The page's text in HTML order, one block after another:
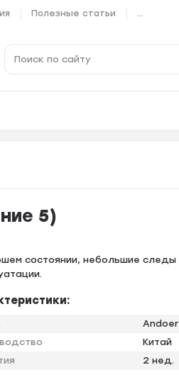
Полезные статьи ...
5)
состоянии, небольшие следы
Andoer
Китай
2 нед.